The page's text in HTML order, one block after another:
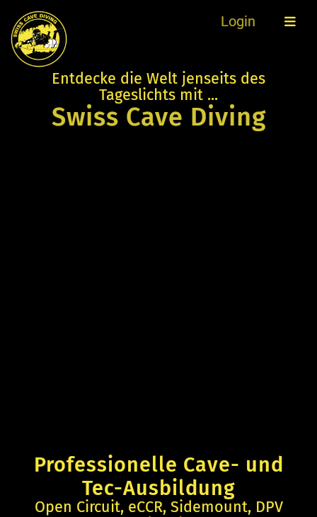
Login
Entdecke die Welt jenseits des
Tageslichts mit ...
Swiss Cave Diving
Professionelle Cave- und
Tec-Ausbildung
Open Circuit, eCCR, Sidemount, DPV